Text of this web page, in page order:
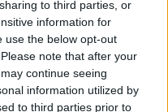
to third parties, or
information for
use the below opt-out
note that after your
continue seeing
information utilized by
to third parties prior to
pontjaihoz, a
áriákhoz.
ajánlom olvasóim
szerepét szenzációs
Diego Flórez
C-ék, mintCape